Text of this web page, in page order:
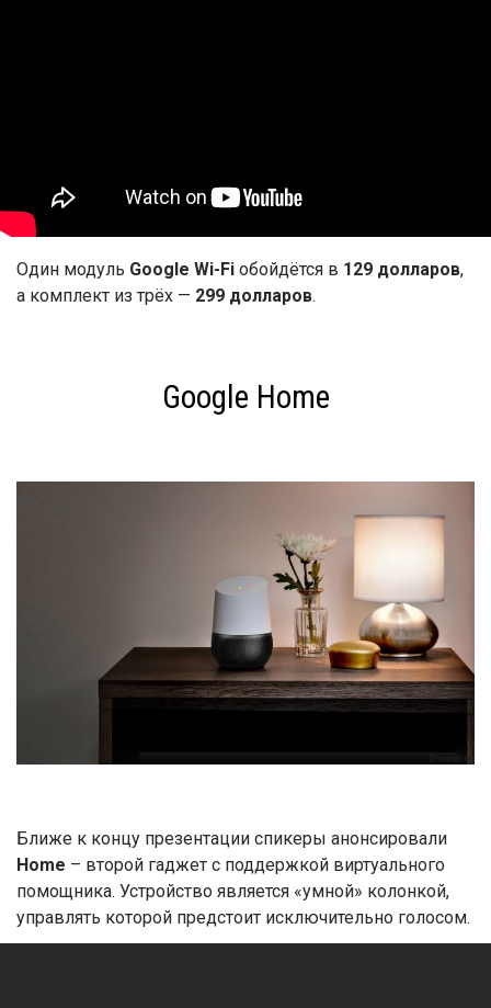
Один модуль Google Wi-Fi обойдётся в 129 долларов,
а комплект из трёх — 299 долларов.
Google Home
Ближе к концу презентации спикеры анонсировали
Home – второй гаджет с поддержкой виртуального
помощника. Устройство является «умной» колонкой,
управлять которой предстоит исключительно голосом.